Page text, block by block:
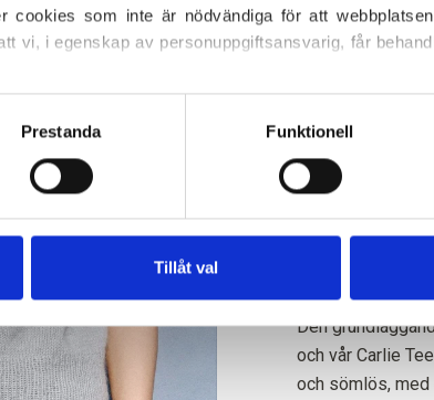
cookies som inte är nödvändiga för att
vi, i egenskap av personuppgiftsansvarig, får
ditt samtycke via vår cookiepolicy, där du
Prestanda Funktionell
Tillåt val
JAG
XS S
ICE
samma dag!
Den
och vår Carlie
och sömlös,